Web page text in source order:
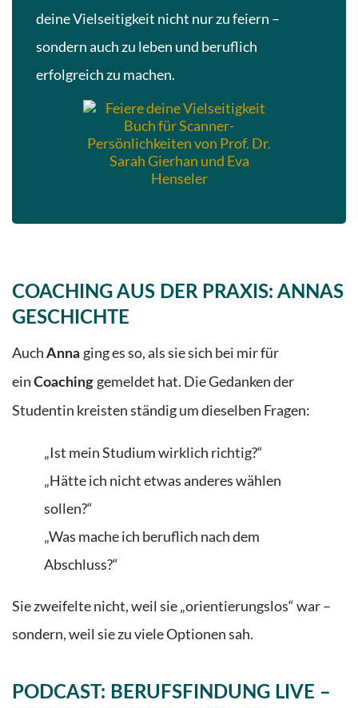
deine Vielseitigkeit nicht nur zu feiern –
sondern auch zu leben und beruflich
erfolgreich zu machen.
COACHING AUS DER PRAXIS: ANNAS
GESCHICHTE
Auch Anna ging es so, als sie sich bei mir für
ein Coaching gemeldet hat. Die Gedanken der
Studentin kreisten ständig um dieselben Fragen:
„Ist mein Studium wirklich richtig?“
„Hätte ich nicht etwas anderes wählen
sollen?“
„Was mache ich beruflich nach dem
Abschluss?“
Sie zweifelte nicht, weil sie „orientierungslos“ war –
sondern, weil sie zu viele Optionen sah.
PODCAST: BERUFSFINDUNG LIVE –